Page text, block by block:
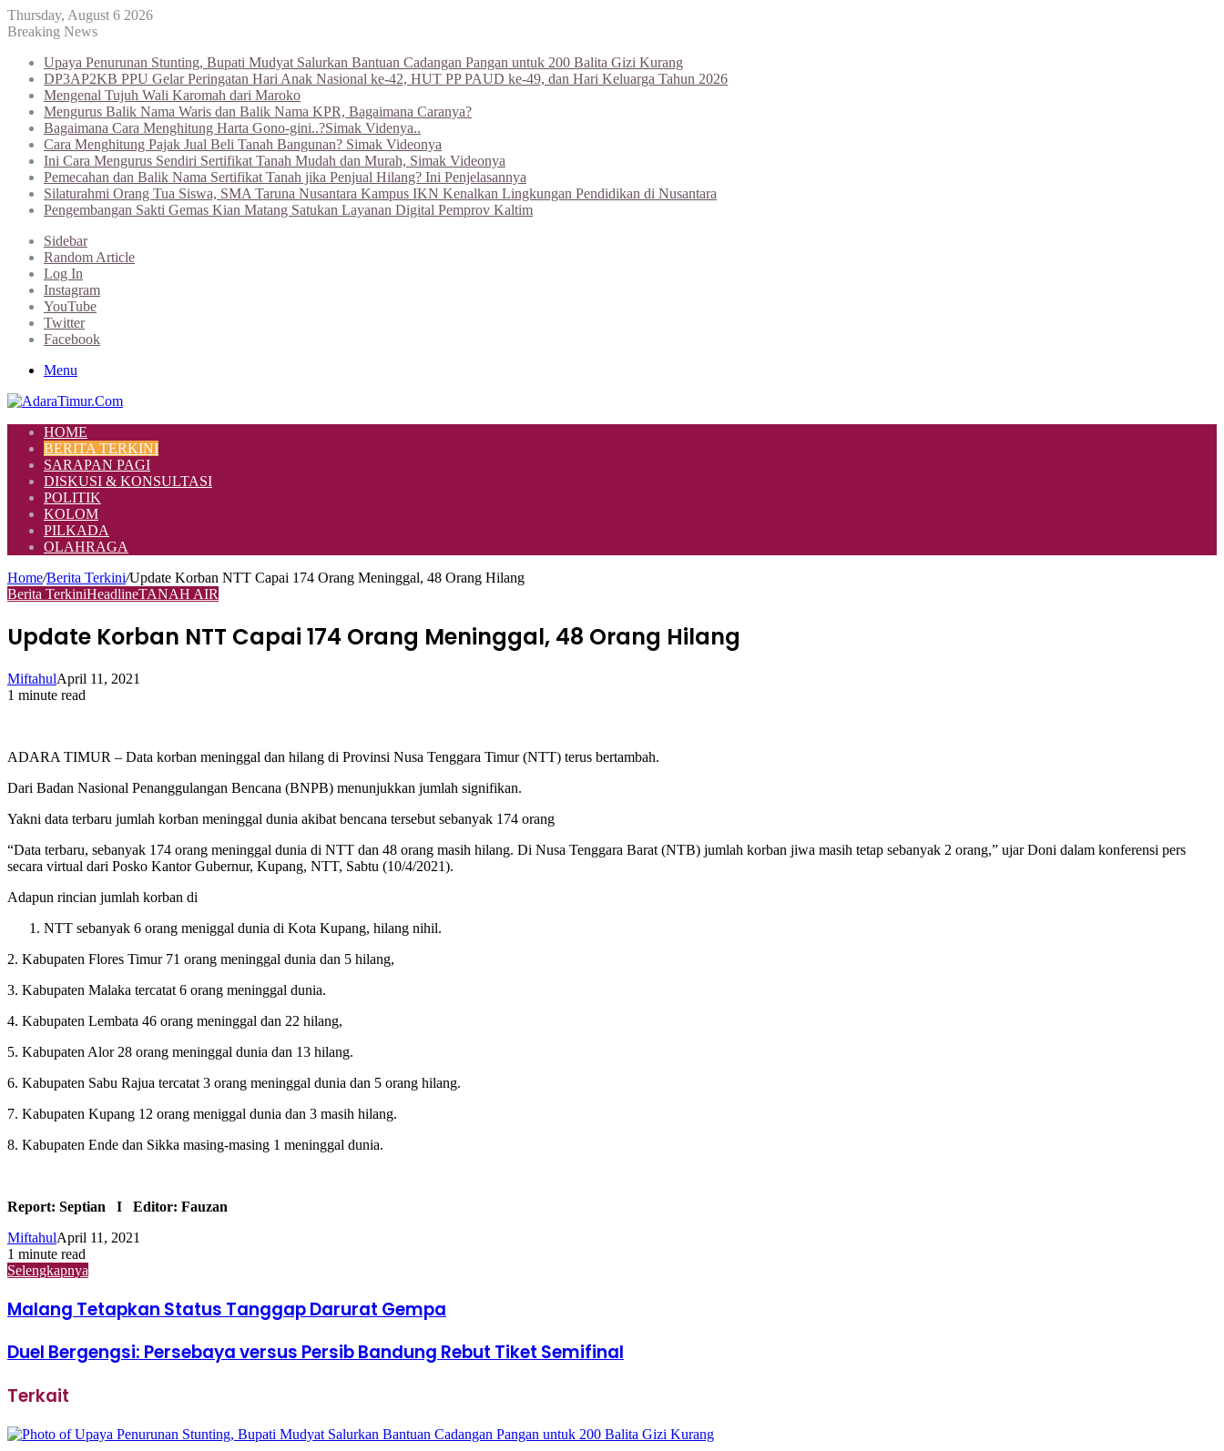
Thursday, August 6 2026
Breaking News
Upaya Penurunan Stunting, Bupati Mudyat Salurkan Bantuan Cadangan Pangan untuk 200 Balita Gizi Kurang
DP3AP2KB PPU Gelar Peringatan Hari Anak Nasional ke-42, HUT PP PAUD ke-49, dan Hari Keluarga Tahun 2026
Mengenal Tujuh Wali Karomah dari Maroko
Mengurus Balik Nama Waris dan Balik Nama KPR, Bagaimana Caranya?
Bagaimana Cara Menghitung Harta Gono-gini..?Simak Videnya..
Cara Menghitung Pajak Jual Beli Tanah Bangunan? Simak Videonya
Ini Cara Mengurus Sendiri Sertifikat Tanah Mudah dan Murah, Simak Videonya
Pemecahan dan Balik Nama Sertifikat Tanah jika Penjual Hilang? Ini Penjelasannya
Silaturahmi Orang Tua Siswa, SMA Taruna Nusantara Kampus IKN Kenalkan Lingkungan Pendidikan di Nusantara
Pengembangan Sakti Gemas Kian Matang Satukan Layanan Digital Pemprov Kaltim
Sidebar
Random Article
Log In
Instagram
YouTube
Twitter
Facebook
Menu
HOME
BERITA TERKINI
SARAPAN PAGI
DISKUSI & KONSULTASI
POLITIK
KOLOM
PILKADA
OLAHRAGA
Home/Berita Terkini/Update Korban NTT Capai 174 Orang Meninggal, 48 Orang Hilang
Berita TerkiniHeadlineTANAH AIR
Update Korban NTT Capai 174 Orang Meninggal, 48 Orang Hilang
MiftahulApril 11, 2021
1 minute read
ADARA TIMUR – Data korban meninggal dan hilang di Provinsi Nusa Tenggara Timur (NTT) terus bertambah.
Dari Badan Nasional Penanggulangan Bencana (BNPB) menunjukkan jumlah signifikan.
Yakni data terbaru jumlah korban meninggal dunia akibat bencana tersebut sebanyak 174 orang
“Data terbaru, sebanyak 174 orang meninggal dunia di NTT dan 48 orang masih hilang. Di Nusa Tenggara Barat (NTB) jumlah korban jiwa masih tetap sebanyak 2 orang,” ujar Doni dalam konferensi pers
secara virtual dari Posko Kantor Gubernur, Kupang, NTT, Sabtu (10/4/2021).
Adapun rincian jumlah korban di
NTT sebanyak 6 orang meniggal dunia di Kota Kupang, hilang nihil.
2. Kabupaten Flores Timur 71 orang meninggal dunia dan 5 hilang,
3. Kabupaten Malaka tercatat 6 orang meninggal dunia.
4. Kabupaten Lembata 46 orang meninggal dan 22 hilang,
5. Kabupaten Alor 28 orang meninggal dunia dan 13 hilang.
6. Kabupaten Sabu Rajua tercatat 3 orang meninggal dunia dan 5 orang hilang.
7. Kabupaten Kupang 12 orang meniggal dunia dan 3 masih hilang.
8. Kabupaten Ende dan Sikka masing-masing 1 meninggal dunia.
Report: Septian I Editor: Fauzan
MiftahulApril 11, 2021
1 minute read
Selengkapnya
Malang Tetapkan Status Tanggap Darurat Gempa
Duel Bergengsi: Persebaya versus Persib Bandung Rebut Tiket Semifinal
Terkait